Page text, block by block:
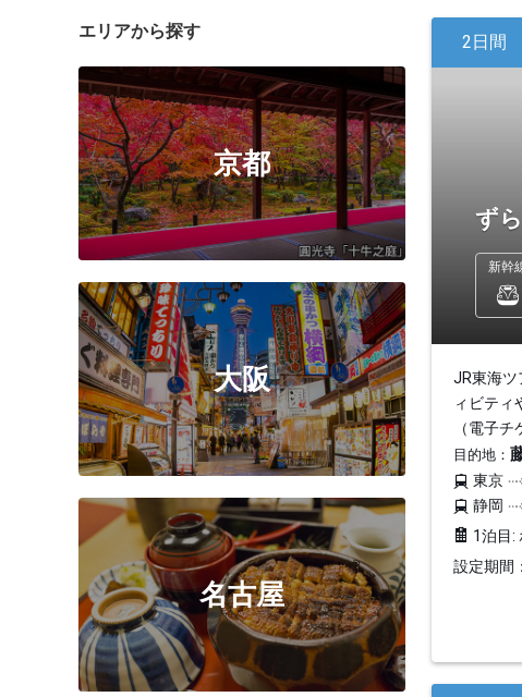
エリアから探す
京都
大阪
名古屋
2日間
ず
新幹
JR東海ツ
ィビティ
（電子
目的地：
東京
静岡
1泊目:
設定期間